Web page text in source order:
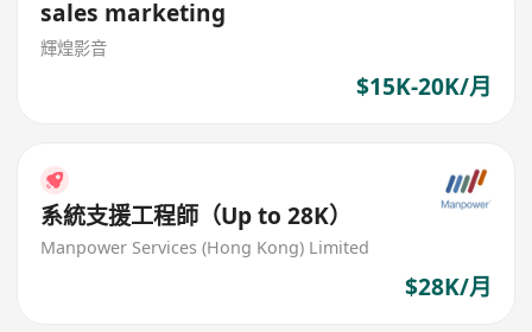
sales marketing
輝煌影音
$15K-20K/月
系統支援工程師（Up to 28K）
Manpower Services (Hong Kong) Limited
$28K/月